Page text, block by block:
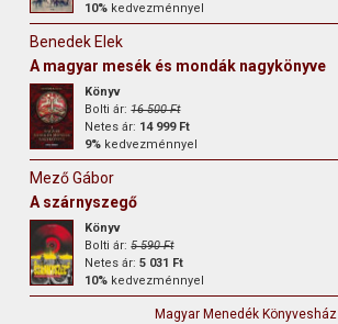
10% kedvezménnyel
Benedek Elek
A magyar mesék és mondák nagykönyve
Könyv
Bolti ár:16 500 Ft
Netes ár: 14 999 Ft
9% kedvezménnyel
Mező Gábor
A szárnyszegő
Könyv
Bolti ár:5 590 Ft
Netes ár:5 031 Ft
10% kedvezménnyel
Magyar Menedék Könyvesház